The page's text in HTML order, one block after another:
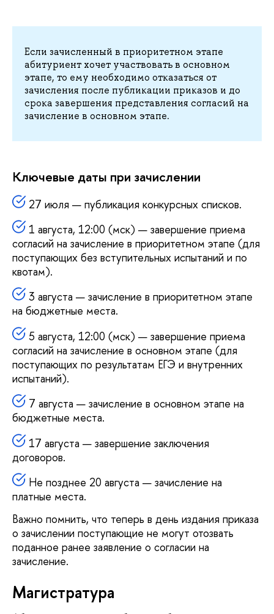
Если зачисленный в приоритетном этапе
абитуриент хочет участвовать в основном
этапе, то ему необходимо отказаться от
зачисления после публикации приказов и до
срока завершения представления согласий на
зачисление в основном этапе.
Ключевые даты при зачислении
27 июля — публикация конкурсных списков.
1 августа, 12:00 (мск) — завершение приема
согласий на зачисление в приоритетном этапе (для
поступающих без вступительных испытаний и по
квотам).
3 августа — зачисление в приоритетном этапе
на бюджетные места.
5 августа, 12:00 (мск) — завершение приема
согласий на зачисление в основном этапе (для
поступающих по результатам ЕГЭ и внутренних
испытаний).
7 августа — зачисление в основном этапе на
бюджетные места.
17 августа — завершение заключения
договоров.
Не позднее 20 августа — зачисление на
платные места.
Важно помнить, что теперь в день издания приказа
о зачислении поступающие не могут отозвать
поданное ранее заявление о согласии на
зачисление.
Магистратура